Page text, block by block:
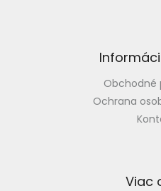
i
Obchodné
Ochrana
Viac